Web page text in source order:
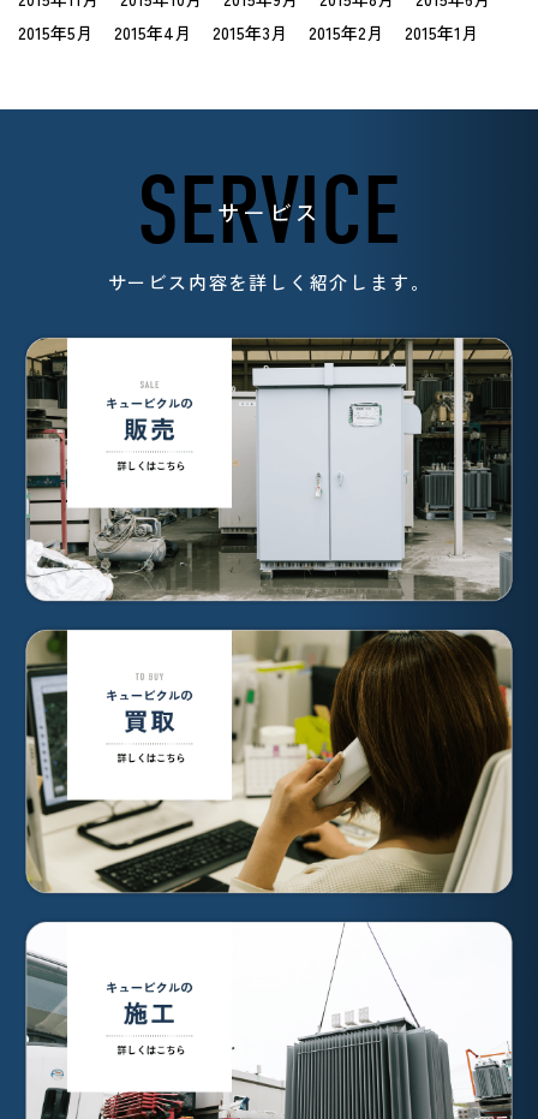
2015年5月
2015年4月 2015年3月 2015年2月 2015年1月
SERVICE
サービス
サービス内容を詳しく紹介します。